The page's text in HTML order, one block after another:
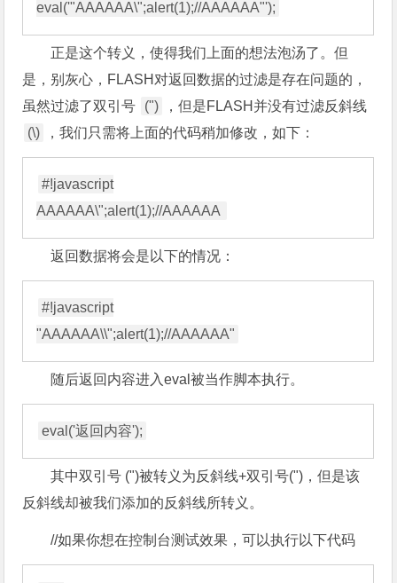
正是这个转义，使得我们上面的想法泡汤了。但
是，别灰心，FLASH对返回数据的过滤是存在问题的，
虽然过滤了双引号
(")
，但是FLASH并没有过滤反斜线
(\)
，我们只需将上面的代码稍加修改，如下：
#!javascript
返回数据将会是以下的情况：
#!javascript
随后返回内容进入eval被当作脚本执行。
其中双引号 (")被转义为反斜线+双引号(")，但是该
反斜线却被我们添加的反斜线所转义。
//如果你想在控制台测试效果，可以执行以下代码